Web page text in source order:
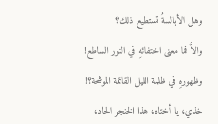
وهل الأبالسةُ تستطيع ذلك؟
والاَّ فما معنى اختفائهِ في النور الساطع!
وظهورهِ في ظلمة الليل القاتمة الموشحة؟!
خذي، يا أختاه، هذا الخنجر الحاد،